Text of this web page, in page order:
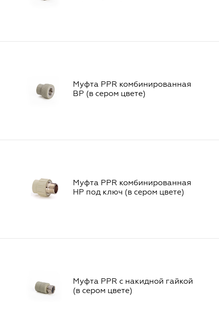
Муфта PPR комбинированная
ВР (в сером цвете)
Муфта PPR комбинированная
НР под ключ (в сером цвете)
Муфта PPR с накидной гайкой
(в сером цвете)